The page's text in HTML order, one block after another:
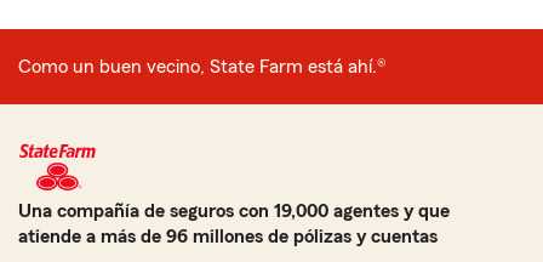
Como un buen vecino, State Farm está ahí.®
Una compañía de seguros con 19,000 agentes y que
atiende a más de 96 millones de pólizas y cuentas